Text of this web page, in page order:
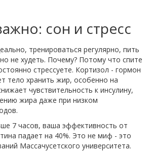
сон и стресс
тренироваться регулярно, пить
не худеть. Почему? Потому что спите
стрессуете. Кортизол - гормон
тело хранить жир, особенно на
чувствительность к инсулину,
жира даже при низком
7 часов, ваша эффективность от
падает на 40%. Это не миф - это
Массачусетского университета.